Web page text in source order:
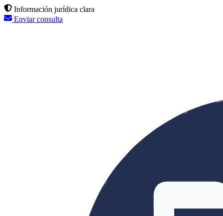
Información jurídica clara
Enviar consulta